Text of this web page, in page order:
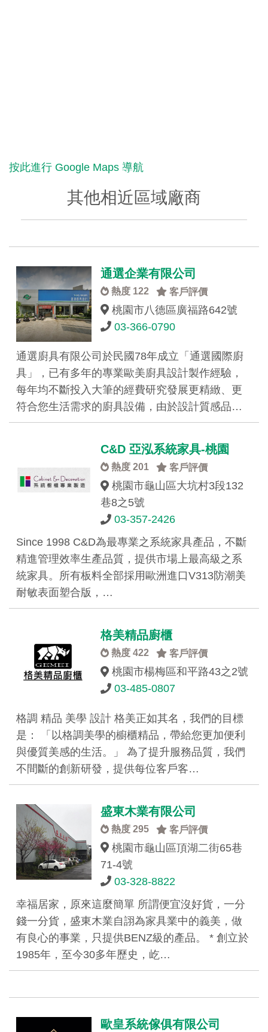
按此進行 Google Maps 導航
其他相近區域廠商
通選企業有限公司
熱度 122 客戶評價
桃園市八德區廣福路642號
03-366-0790
通選廚具有限公司於民國78年成立「通選國際廚
具」，已有多年的專業歐美廚具設計製作經驗，
每年均不斷投入大筆的經費研究發展更精緻、更
符合您生活需求的廚具設備，由於設計質感品…
C&D 亞泓系統家具-桃園
熱度 201 客戶評價
桃園市龜山區大坑村3段132
巷8之5號
03-357-2426
Since 1998 C&D為最專業之系統家具產品，不斷
精進管理效率生產品質，提供市場上最高級之系
統家具。所有板料全部採用歐洲進口V313防潮美
耐敏表面塑合版，…
格美精品廚櫃
熱度 422 客戶評價
桃園市楊梅區和平路43之2號
03-485-0807
格調 精品 美學 設計 格美正如其名，我們的目標
是： 「以格調美學的櫥櫃精品，帶給您更加便利
與優質美感的生活。」 為了提升服務品質，我們
不間斷的創新研發，提供每位客戶客…
盛東木業有限公司
熱度 295 客戶評價
桃園市龜山區頂湖二街65巷
71-4號
03-328-8822
幸福居家，原來這麼簡單 所謂便宜沒好貨，一分
錢一分貨，盛東木業自詡為家具業中的義美，做
有良心的事業，只提供BENZ級的產品。 * 創立於
1985年，至今30多年歷史，屹…
歐皇系統傢俱有限公司